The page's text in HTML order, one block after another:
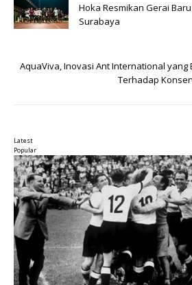
Hoka Resmikan Gerai
Surabaya
AquaViva, Inovasi Ant International yang
Terhadap
Latest
Popular